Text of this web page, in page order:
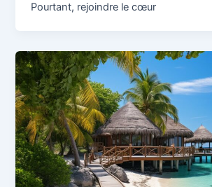
Pourtant, rejoindre le cœur